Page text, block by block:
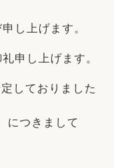
し上げます。
申し上げます。
しておりました
につきまして